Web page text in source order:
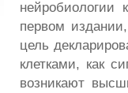
первом
цель
клетками, как
возникают